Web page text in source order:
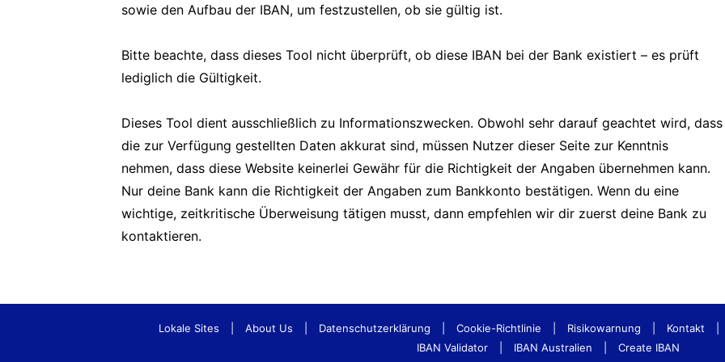
sowie den Aufbau der IBAN, um festzustellen, ob sie gültig ist.
Bitte beachte, dass dieses Tool nicht überprüft, ob diese IBAN bei der Bank existiert – es prüft
lediglich die Gültigkeit.
Dieses Tool dient ausschließlich zu Informationszwecken. Obwohl sehr darauf geachtet wird, dass
die zur Verfügung gestellten Daten akkurat sind, müssen Nutzer dieser Seite zur Kenntnis
nehmen, dass diese Website keinerlei Gewähr für die Richtigkeit der Angaben übernehmen kann.
Nur deine Bank kann die Richtigkeit der Angaben zum Bankkonto bestätigen. Wenn du eine
wichtige, zeitkritische Überweisung tätigen musst, dann empfehlen wir dir zuerst deine Bank zu
kontaktieren.
Lokale Sites About Us Datenschutzerklärung Cookie-Richtlinie Risikowarnung Kontakt
IBAN Validator
IBAN Australien
Create IBAN